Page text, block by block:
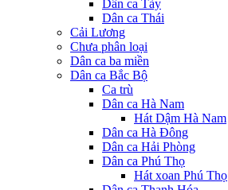
Dân ca Tày
Dân ca Thái
Cải Lương
Chưa phân loại
Dân ca ba miền
Dân ca Bắc Bộ
Ca trù
Dân ca Hà Nam
Hát Dậm Hà Nam
Dân ca Hà Đông
Dân ca Hải Phòng
Dân ca Phú Thọ
Hát xoan Phú Thọ